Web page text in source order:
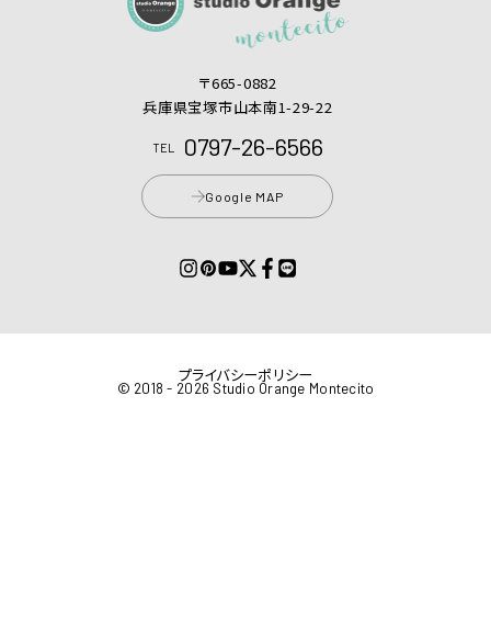
〒665-0882
兵庫県宝塚市山本南1-29-22
TEL 0797-26-6566
Google MAP
© 2018 - 2026 Studio Orange Montecito
プライバシーポリシー